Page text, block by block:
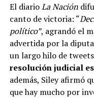
El diarioLa Nación
canto de victoria: “
político”, agrandó el
advertida por la
un largo hilo de
resolución judicial
además, Siley afirmó
que hay mucho por